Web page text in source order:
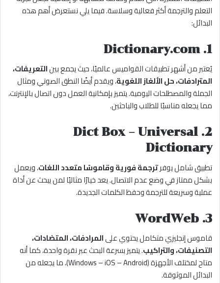
التعلم والترجمة أكثر فعالية وسلاسة. فيما يلي نستعرض أهم هذه
البدائل:
1. Dictionary.com
يُعتبر من أشهر تطبيقات القواميس عالميًا، حيث يجمع بينالتعريفات،
المترادفات، حل الألغاز اللغوية، ويقدم أيضًا النطق الصوتي ومثال
الجملة والمصطلحات اليومية. يتميز بإمكانية العمل دون اتصال بالإنترنت،
مما يجعله مناسبًا للطلاب والباحثين.
2. Dict Box – Universal
Dictionary
تطبيق شامل يوفرترجمة فورية وقاموسًا متعدد اللغات، ويعمل
بشكل ممتاز في وضع عدم الاتصال. يعد خيارًا مثاليًا لمن يبحث عن أداة
عملية وسريعة للترجمة وحفظ الكلمات الجديدة.
3. WordWeb
قاموس إنجليزي متكامل يحتوي علىالمرادفات، المتضادات،
التصنيفات، والتراكيب. يتميز بسرعة البحث عبر نقرة واحدة، كما أنه
متاح لمختلف الأجهزة (Windows – iOS – Android)، ما يجعله من
البدائل الموثوقة.